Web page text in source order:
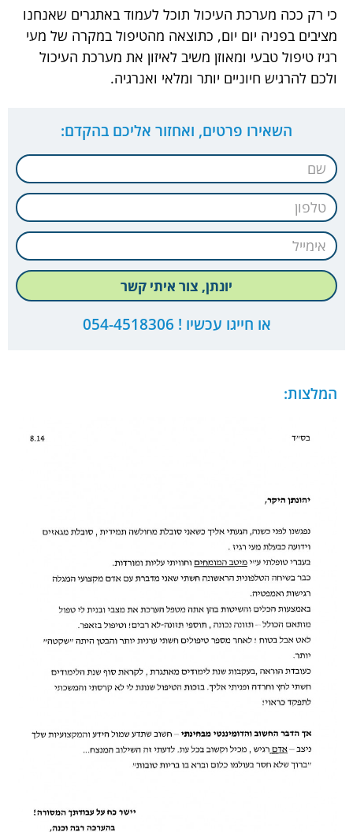
כי רק ככה מערכת העיכול תוכל לעמוד באתגרים שאנחנו
מציבים בפניה יום יום, כתוצאה מהטיפול במקרה של מעי
רגיז טיפול טבעי ומאוזן משיב לאיזון את מערכת העיכול
ולכם להרגיש חיוניים יותר ומלאי ואנרגיה.
השאירו פרטים, ואחזור אליכם בהקדם:
יונתן, צור איתי קשר
או חייגו עכשיו ! 054-4518306
המלצות: